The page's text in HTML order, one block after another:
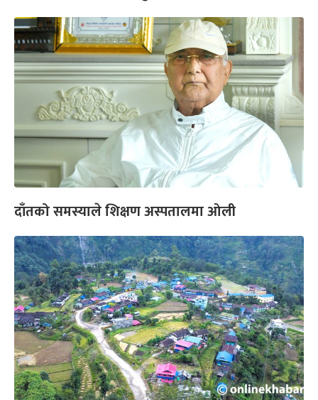
दाँतको समस्याले शिक्षण अस्पतालमा ओली